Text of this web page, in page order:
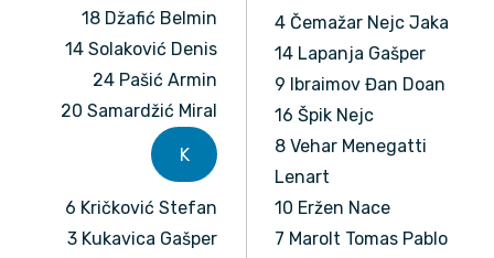
18 Džafić Belmin
14 Solaković Denis
24 Pašić Armin
20 Samardžić Miral
K
6 Kričković Stefan
3 Kukavica Gašper
4 Čemažar Nejc Jaka
14 Lapanja Gašper
9 Ibraimov Đan Doan
16 Špik Nejc
8 Vehar Menegatti
Lenart
10 Eržen Nace
7 Marolt Tomas Pablo